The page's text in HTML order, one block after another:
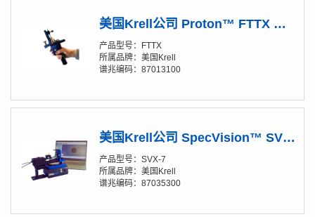
美国Krell公司 Proton™ FTTX 现场修复用研磨机
产品型号：FTTX
所属品牌：美国Krell
谱兆编码：87013100
美国Krell公司 SpecVision™ SVX-7 在线式端面检测放大镜
产品型号：SVX-7
所属品牌：美国Krell
谱兆编码：87035300